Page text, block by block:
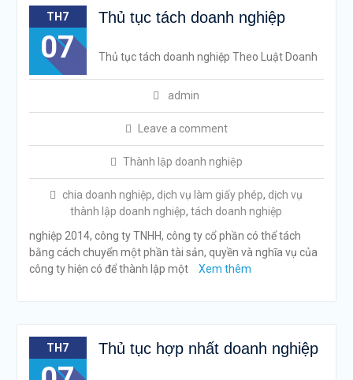
TH7
07
Thủ tục tách doanh nghiệp
admin
Leave a comment
Thành lập doanh nghiệp
chia doanh nghiệp, dịch vụ làm giấy phép, dịch vụ
thành lập doanh nghiệp,tách doanh nghiệp
Thủ tục tách doanh nghiệp Theo Luật Doanh
nghiệp 2014, công ty TNHH, công ty cổ phần có thể tách
bằng cách chuyển một phần tài sản, quyền và nghĩa vụ của
công ty hiện có để thành lập một
Xem thêm
TH7 Thủ tục hợp nhất doanh nghiệp